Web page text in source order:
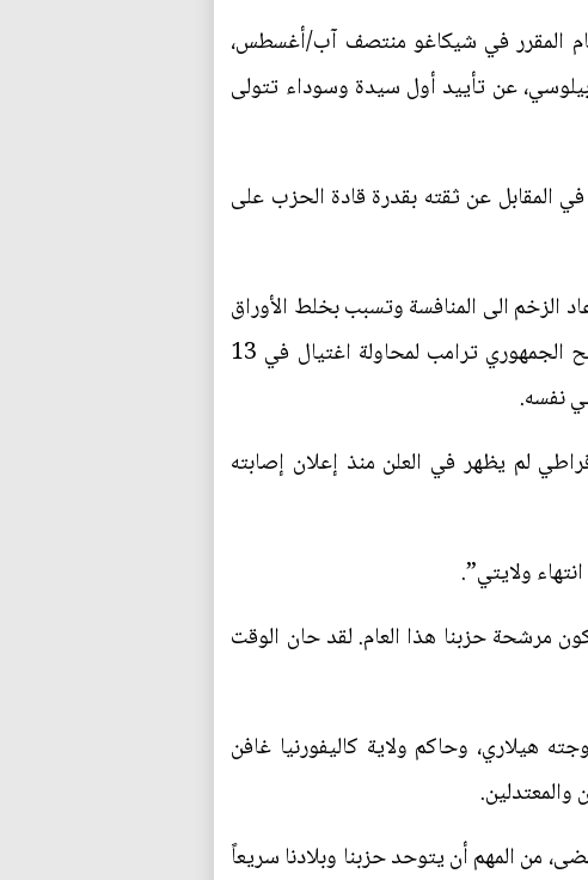
المقرر في شيكاغو منتصف آب/أغسطس،
عن تأييد أول سيدة وسوداء تتولى
في المقابل عن ثقته بقدرة قادة الحزب على
الزخم الى المنافسة وتسبب بخلط الأوراق
قبل الانتخابات المقررة في الخامس من تشرين الثاني/نوفمبر. فقد تعرّض الرئيس السابق والمرشح الجمهوري ترامب لمحاولة اغتيال في 13
لم يظهر في العلن منذ إعلان إصابته
ولايتي”.
مرشحة حزبنا هذا العام. لقد حان الوقت
هيلاري، وحاكم ولاية كاليفورنيا غافن
من المهم أن يتوحد حزبنا وبلادنا سريعاً